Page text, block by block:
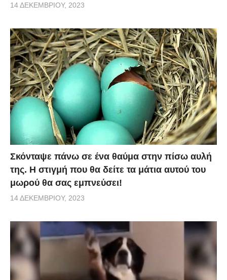
14 ΔΕΚΕΜΒΡΊΟΥ, 2023
Σκόνταψε πάνω σε ένα θαύμα στην πίσω αυλή
της. Η στιγμή που θα δείτε τα μάτια αυτού του
μωρού θα σας εμπνεύσει!
14 ΔΕΚΕΜΒΡΊΟΥ, 2023